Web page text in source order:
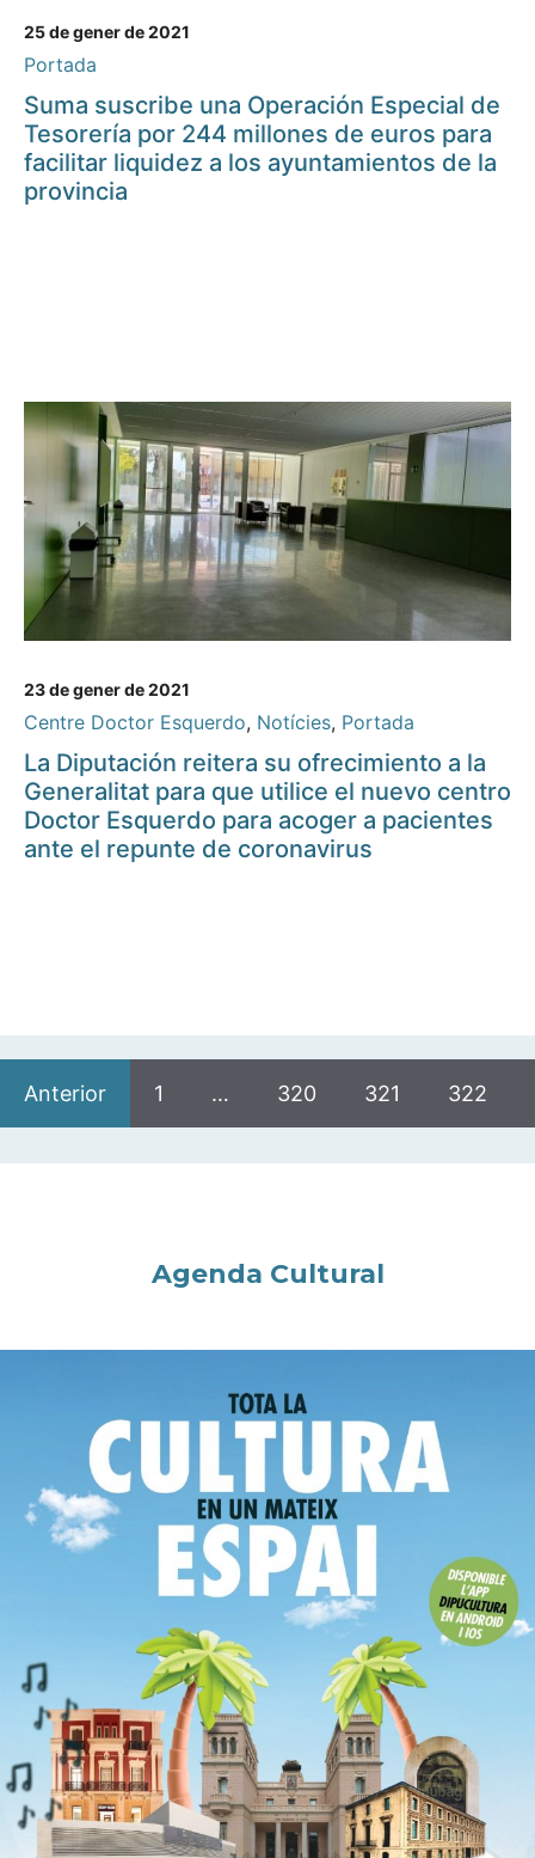
25 de gener de 2021
Portada
Suma suscribe una Operación Especial de
Tesorería por 244 millones de euros para
facilitar liquidez a los ayuntamientos de la
provincia
23 de gener de 2021
Centre Doctor Esquerdo, Notícies, Portada
La Diputación reitera su ofrecimiento a la
Generalitat para que utilice el nuevo centro
Doctor Esquerdo para acoger a pacientes
ante el repunte de coronavirus
Anterior 1 … 320 321 322
Agenda Cultural